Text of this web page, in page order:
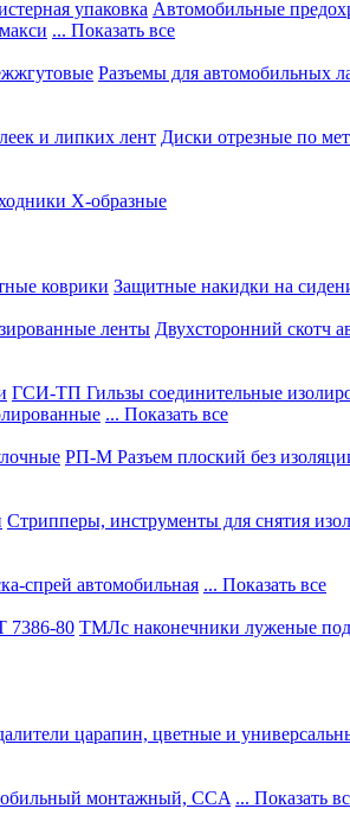
упаковка Автомобильные
... Показать все
Разъемы для автомобильных
и липких лент Диски отрезные по
Х-образные
коврики Защитные накидки на
ленты Двухсторонний скотч
ГСИ-ТП Гильзы соединительные
... Показать все
РП-М Разъем плоский без
Стрипперы, инструменты для снятия
спрей автомобильная ... Показать все
7386-80 ТМЛс наконечники луженые
царапин, цветные и
монтажный, CCA ... Показать